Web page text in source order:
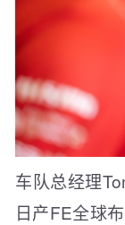
车队总经理
日产FE全球